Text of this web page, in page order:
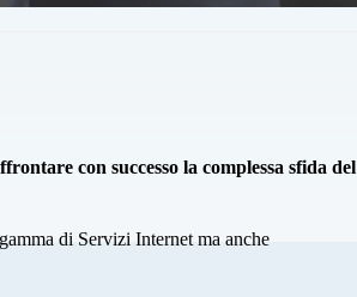
con successo la complessa sfida del
di Servizi Internet ma anche